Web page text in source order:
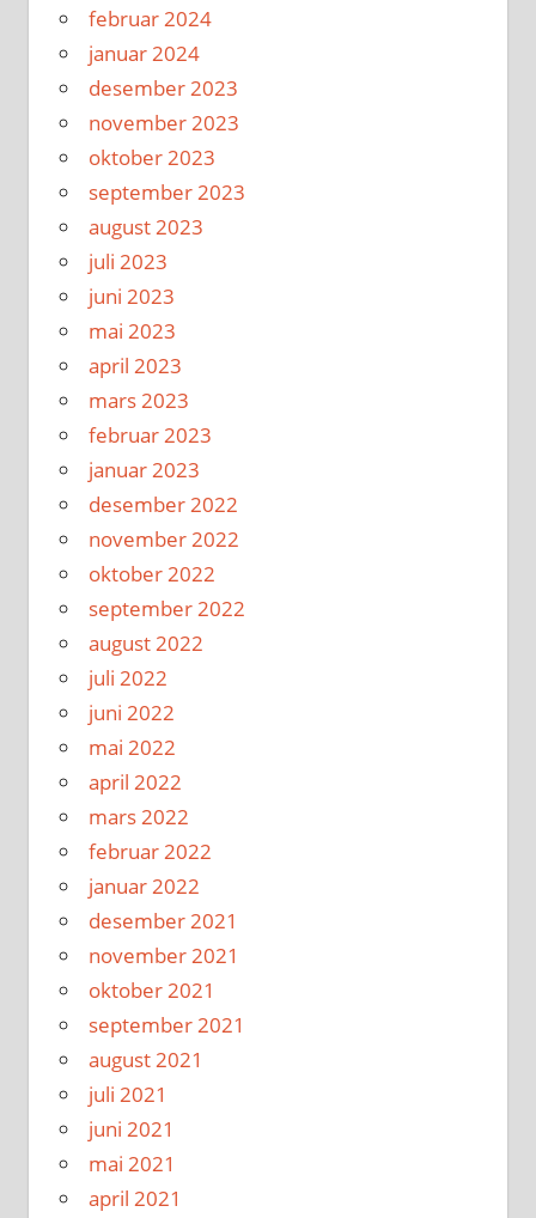
februar 2024
januar 2024
desember 2023
november 2023
oktober 2023
september 2023
august 2023
juli 2023
juni 2023
mai 2023
april 2023
mars 2023
februar 2023
januar 2023
desember 2022
november 2022
oktober 2022
september 2022
august 2022
juli 2022
juni 2022
mai 2022
april 2022
mars 2022
februar 2022
januar 2022
desember 2021
november 2021
oktober 2021
september 2021
august 2021
juli 2021
juni 2021
mai 2021
april 2021